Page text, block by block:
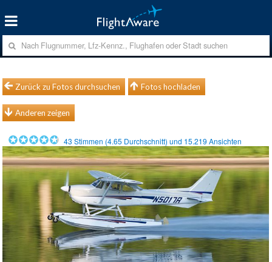
Zurück zu Fotos durchsuchen Fotos hochladen
Anderen zeigen
43 Stimmen (4.65 Durchschnitt) und 15.219 Ansichten